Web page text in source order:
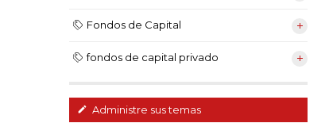
Fondos de Capital
fondos de capital privado
Administre sus temas